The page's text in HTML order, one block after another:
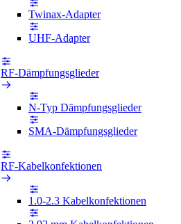
Twinax-Adapter
UHF-Adapter
RF-Dämpfungsglieder
N-Typ Dämpfungsglieder
SMA-Dämpfungsglieder
RF-Kabelkonfektionen
1.0-2.3 Kabelkonfektionen